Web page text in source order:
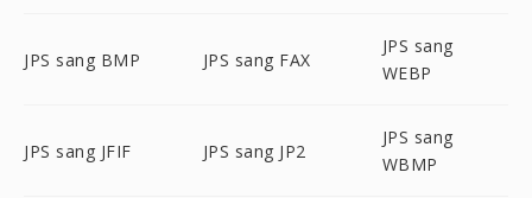
JPS sang BMP JPS sang FAX
JPS sang
WEBP
JPS sang JFIF JPS sang JP2
JPS sang
WBMP